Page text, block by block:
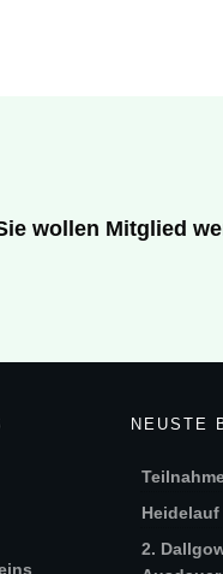
wollen Mitglied
NEUSTE
Heidelauf
2.